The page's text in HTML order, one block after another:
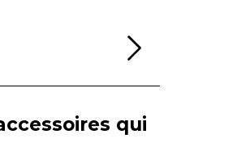
qui